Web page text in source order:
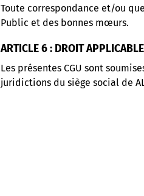
Toute correspondance et/ou
Public et des bonnes mœurs.
ARTICLE 6 : DROIT
Les présentes CGU sont
juridictions du siège social de